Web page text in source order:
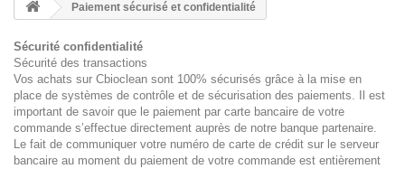
Paiement sécurisé et confidentialité
Sécurité confidentialité
Sécurité des transactions
Vos achats sur Cbioclean sont 100% sécurisés grâce à la mise en
place de systèmes de contrôle et de sécurisation des paiements. Il est
important de savoir que le paiement par carte bancaire de votre
commande s’effectue directement auprès de notre banque partenaire.
Le fait de communiquer votre numéro de carte de crédit sur le serveur
bancaire au moment du paiement de votre commande est entièrement